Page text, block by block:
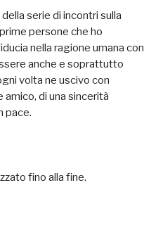
serie di incontri sulla
persone che ho
nella ragione umana con
anche e soprattutto
volta ne uscivo con
di una sincerità
pace.
fino alla fine.